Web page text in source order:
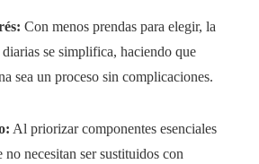
Con menos prendas para elegir, la
se simplifica, haciendo que
sea un proceso sin complicaciones.
Al priorizar componentes esenciales
no necesitan ser sustituidos con